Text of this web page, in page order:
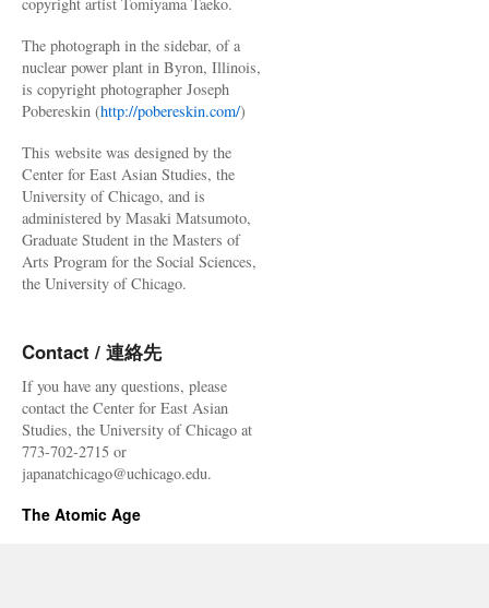
The photograph in the sidebar, of a
nuclear power plant in Byron, Illinois,
is copyright photographer Joseph
Pobereskin (http://pobereskin.com/)
This website was designed by the
Center for East Asian Studies, the
University of Chicago, and is
administered by Masaki Matsumoto,
Graduate Student in the Masters of
Arts Program for the Social Sciences,
the University of Chicago.
Contact / 連絡先
If you have any questions, please
contact the Center for East Asian
Studies, the University of Chicago at
773-702-2715 or
japanatchicago@uchicago.edu.
The Atomic Age